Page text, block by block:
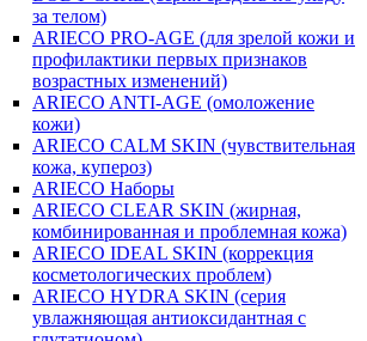
за телом)
ARIECO PRO-AGE (для зрелой кожи и
профилактики первых признаков
возрастных изменений)
ARIECO ANTI-AGE (омоложение
кожи)
ARIECO CALM SKIN (чувствительная
кожа, купероз)
ARIECO Наборы
ARIECO CLEAR SKIN (жирная,
комбинированная и проблемная кожа)
ARIECO IDEAL SKIN (коррекция
косметологических проблем)
ARIECO HYDRA SKIN (серия
увлажняющая антиоксидантная с